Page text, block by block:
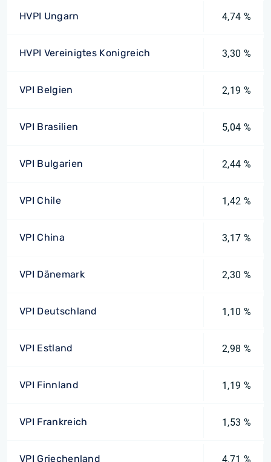
HVPI Ungarn 4,74 %
HVPI Vereinigtes Konigreich 3,30 %
VPI Belgien 2,19 %
VPI Brasilien 5,04 %
VPI Bulgarien 2,44 %
VPI Chile 1,42 %
VPI China 3,17 %
VPI Dänemark 2,30 %
VPI Deutschland 1,10 %
VPI Estland 2,98 %
VPI Finnland 1,19 %
VPI Frankreich 1,53 %
VPI Griechenland 4,71 %